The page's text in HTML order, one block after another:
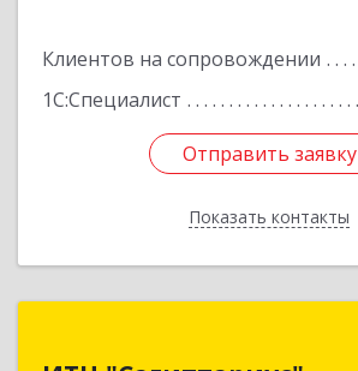
Клиентов на сопровождении
1С:Специалист
Отправить заявку
Показать контакты
Отправить заявку
Назад